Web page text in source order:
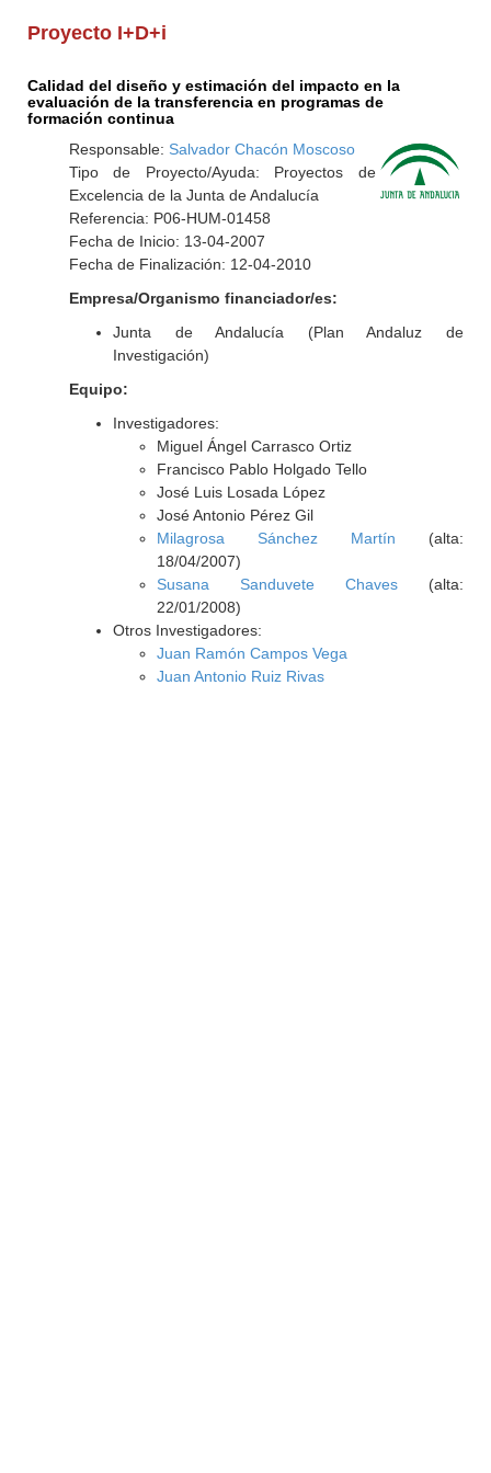
Proyecto I+D+i
Calidad del diseño y estimación del impacto en la
evaluación de la transferencia en programas de
formación continua
Responsable: Salvador Chacón Moscoso
Tipo de Proyecto/Ayuda: Proyectos de
Excelencia de la Junta de Andalucía
Referencia: P06-HUM-01458
Fecha de Inicio: 13-04-2007
Fecha de Finalización: 12-04-2010
Empresa/Organismo financiador/es:
Junta de Andalucía (Plan Andaluz de
Investigación)
Equipo:
Investigadores:
Miguel Ángel Carrasco Ortiz
Francisco Pablo Holgado Tello
José Luis Losada López
José Antonio Pérez Gil
Milagrosa Sánchez Martín (alta:
18/04/2007)
Susana Sanduvete Chaves(alta:
22/01/2008)
Otros Investigadores:
Juan Ramón Campos Vega
Juan Antonio Ruiz Rivas